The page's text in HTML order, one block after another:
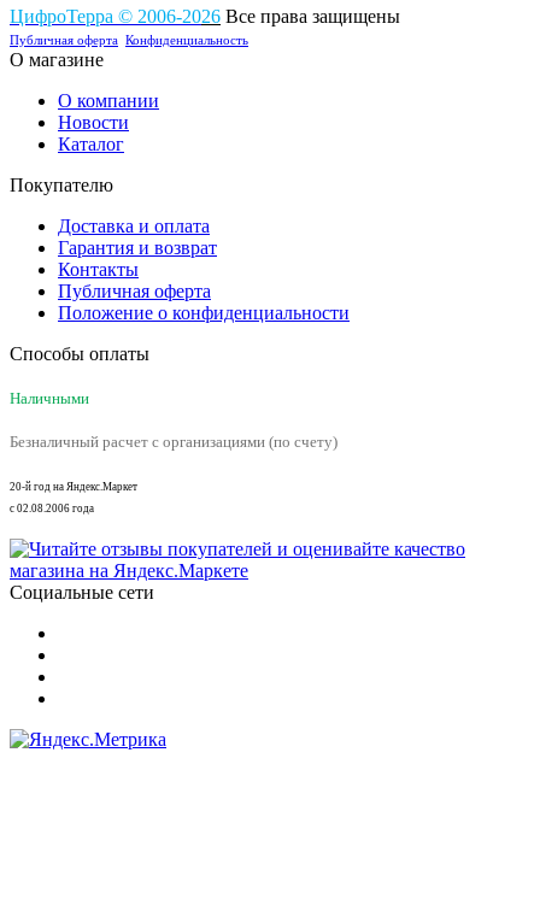
ЦифроТерра © 2006-2026 Все права защищены
Публичная оферта Конфиденциальность
О магазине
О компании
Новости
Каталог
Покупателю
Доставка и оплата
Гарантия и возврат
Контакты
Публичная оферта
Положение о конфиденциальности
Способы оплаты
Наличными
Безналичный расчет с организациями (по счету)
20-й год на Яндекс.Маркет
с 02.08.2006 года
Социальные сети